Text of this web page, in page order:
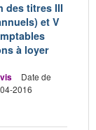
des titres III
et V
à loyer
Date de
2016